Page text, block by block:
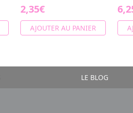
2,35€
AJOUTER AU PANIER
LE BLOG